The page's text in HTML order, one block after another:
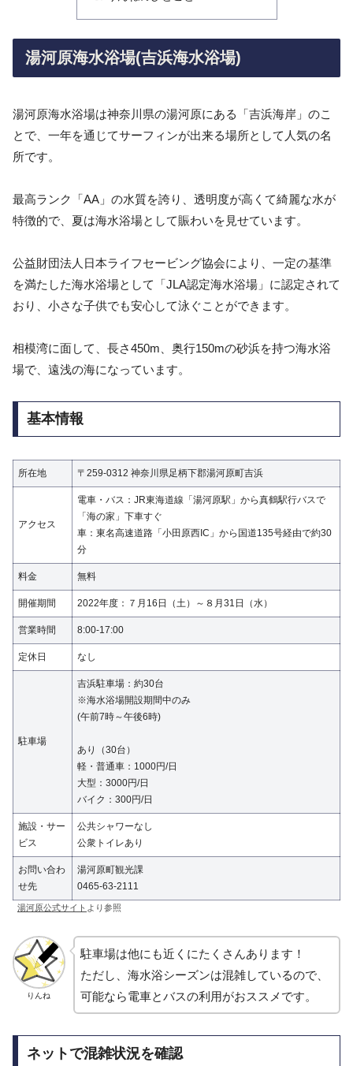
湯河原海水浴場(吉浜海水浴場)
湯河原海水浴場は神奈川県の湯河原にある「吉浜海岸」のこ
とで、一年を通じてサーフィンが出来る場所として人気の名
所です。
最高ランク「AA」の水質を誇り、透明度が高くて綺麗な水が
特徴的で、夏は海水浴場として賑わいを見せています。
公益財団法人日本ライフセービング協会により、一定の基準
を満たした海水浴場として「JLA認定海水浴場」に認定されて
おり、小さな子供でも安心して泳ぐことができます。
相模湾に面して、長さ450m、奥行150mの砂浜を持つ海水浴
場で、遠浅の海になっています。
基本情報
所在地 〒259-0312 神奈川県足柄下郡湯河原町吉浜
アクセス
電車・バス：JR東海道線「湯河原駅」から真鶴駅行バスで
「海の家」下車すぐ
車：東名高速道路「小田原西IC」から国道135号経由で約30
分
料金 無料
開催期間 2022年度：７月16日（土）～８月31日（水）
営業時間 8:00-17:00
定休日 なし
駐車場
吉浜駐車場：約30台
※海水浴場開設期間中のみ
(午前7時～午後6時)
あり（30台）
軽・普通車：1000円/日
大型：3000円/日
バイク：300円/日
施設・サー
ビス
公共シャワーなし
公衆トイレあり
お問い合わ
せ先
湯河原町観光課
0465-63-2111
湯河原公式サイト より参照
りんね
駐車場は他にも近くにたくさんあります！
ただし、海水浴シーズンは混雑しているので、
可能なら電車とバスの利用がおススメです。
ネットで混雑状況を確認